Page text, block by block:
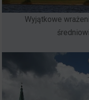
Wyjątkowe